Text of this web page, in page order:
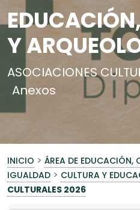
Y
ASOCIACIONES
Anexos
INICIO > ÁREA DE EDUCACIÓN,
IGUALDAD > CULTURA Y
CULTURALES 2026